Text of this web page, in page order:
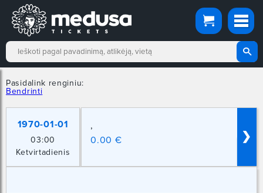
Pasidalink renginiu:
Bendrinti
1970-01-01
03:00
Ketvirtadienis
,
0.00 €
❯